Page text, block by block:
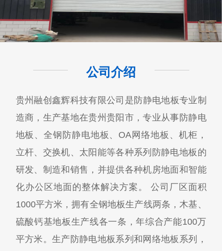
公司介绍
贵州融创鑫辉科技有限公司​是防静电地板专业制
造商，生产基地在贵州贵阳市，专业从事防静电
地板、全钢防静电地板、OA网络地板、机柜，
立杆、交换机、太阳能等各种系列防静电地板的
研发、制造和销售，并提供各种机房地面和智能
化办公区地面的整体解决方案。 公司厂区面积
1000平方米，拥有全钢地板生产线两条，木基、
硫酸钙基地板生产线各一条，年综合产能100万
平方米。生产防静电地板系列和网络地板系列，